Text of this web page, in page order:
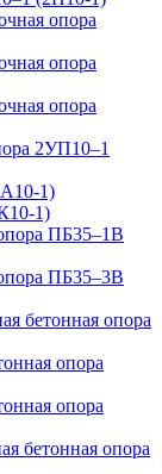
опора
опора
опора
2УП10–1
1)
1)
ПБ35–1В
ПБ35–3В
бетонная опора
опора
опора
бетонная опора